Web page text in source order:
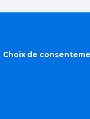
Choix de